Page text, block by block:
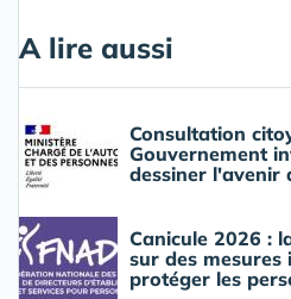
A lire aussi
Consultation
Gouvernement
dessiner l'avenir
Canicule 2026 :
sur des
protéger les